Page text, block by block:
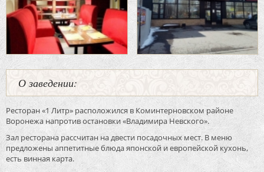
О заведении:
Ресторан «1 Литр» расположился в Коминтерновском районе
Воронежа напротив остановки «Владимира Невского».
Зал ресторана рассчитан на двести посадочных мест. В меню
предложены аппетитные блюда японской и европейской кухонь,
есть винная карта.